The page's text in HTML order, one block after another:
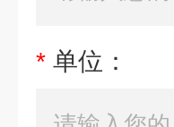
* 单位：